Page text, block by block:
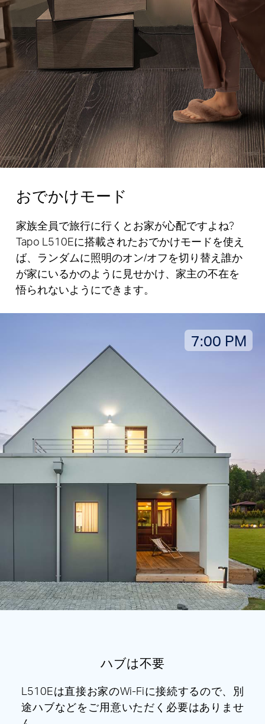
7:00 PM
おでかけモード
家族全員で旅行に行くとお家が心配ですよね?
Tapo L510Eに搭載されたおでかけモードを使え
ば、ランダムに照明のオン/オフを切り替え誰か
が家にいるかのように見せかけ、家主の不在を
悟られないようにできます。
ハブは不要
L510Eは直接お家のWi-Fiに接続するので、別
途ハブなどをご用意いただく必要はありませ